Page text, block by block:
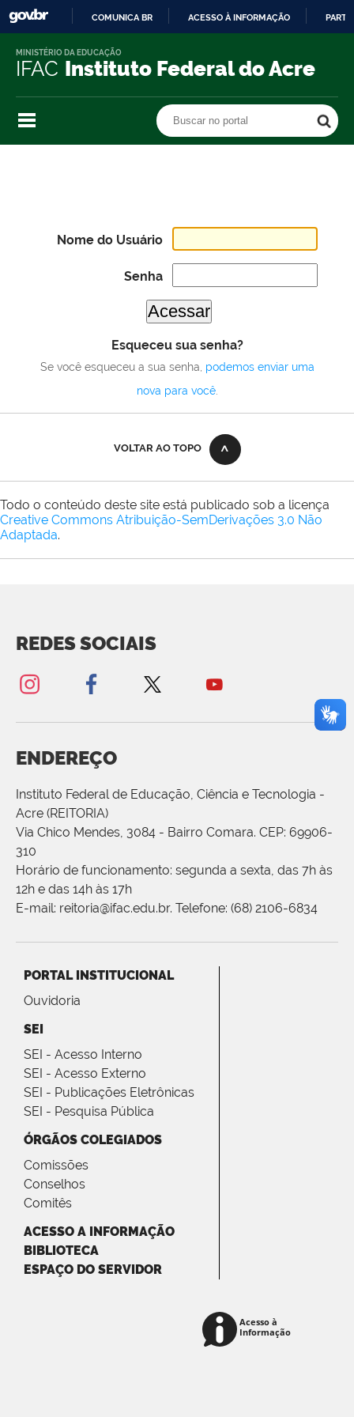
O
COMUNICA BR ACESSO À INFORMAÇÃO
IFAC Instituto Federal do Acre
MINISTÉRIO DA EDUCAÇÃO
Buscar no portal
Nome do Usuário
Senha
Esqueceu sua senha?
Se você esqueceu a sua senha, podemos enviar uma
nova para você.
VOLTAR AO TOPO
Todo o conteúdo deste site está publicado sob a licença
Creative Commons Atribuição-SemDerivações 3.0 Não
Adaptada.
REDES SOCIAIS
ENDEREÇO
Instituto Federal de Educação, Ciência e Tecnologia -
Acre (REITORIA)
Via Chico Mendes, 3084 - Bairro Comara. CEP: 69906-
310
Horário de funcionamento: segunda a sexta, das 7h às
12h e das 14h às 17h
E-mail: reitoria@ifac.edu.br. Telefone: (68) 2106-6834
PORTAL INSTITUCIONAL
Ouvidoria
SEI
SEI - Acesso Interno
SEI - Acesso Externo
SEI - Publicações Eletrônicas
SEI - Pesquisa Pública
ÓRGÃOS COLEGIADOS
Comissões
Conselhos
Comitês
ACESSO A INFORMAÇÃO
BIBLIOTECA
ESPAÇO DO SERVIDOR